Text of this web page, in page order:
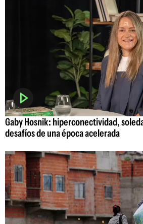
Gaby Hosnik: hiperconectividad,
desafíos de una época acelerada